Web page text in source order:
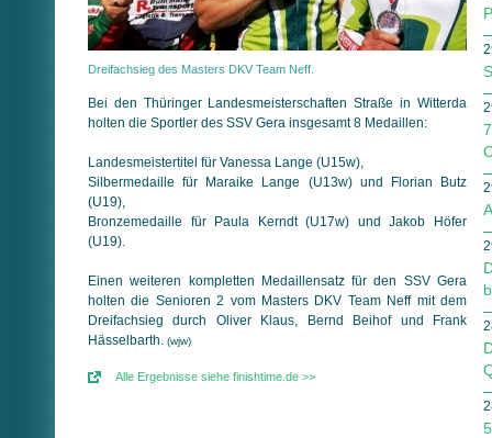
Dreifachsieg des Masters DKV Team Neff.
Bei den Thüringer Landesmeisterschaften Straße in Witterda
holten die Sportler des SSV Gera insgesamt 8 Medaillen:
Landesmeistertitel für Vanessa Lange (U15w),
Silbermedaille für Maraike Lange (U13w) und Florian Butz
(U19),
Bronzemedaille für Paula Kerndt (U17w) und Jakob Höfer
(U19).
Einen weiteren kompletten Medaillensatz für den SSV Gera
holten die Senioren 2 vom Masters DKV Team Neff mit dem
Dreifachsieg durch Oliver Klaus, Bernd Beihof und Frank
Hässelbarth. (wjw)
Alle Ergebnisse siehe finishtime.de >>